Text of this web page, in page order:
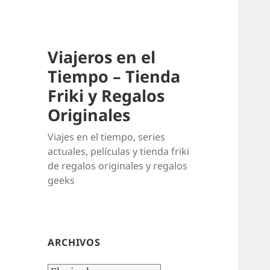
Viajeros en el
Tiempo – Tienda
Friki y Regalos
Originales
Viajes en el tiempo, series
actuales, películas y tienda friki
de regalos originales y regalos
geeks
ARCHIVOS